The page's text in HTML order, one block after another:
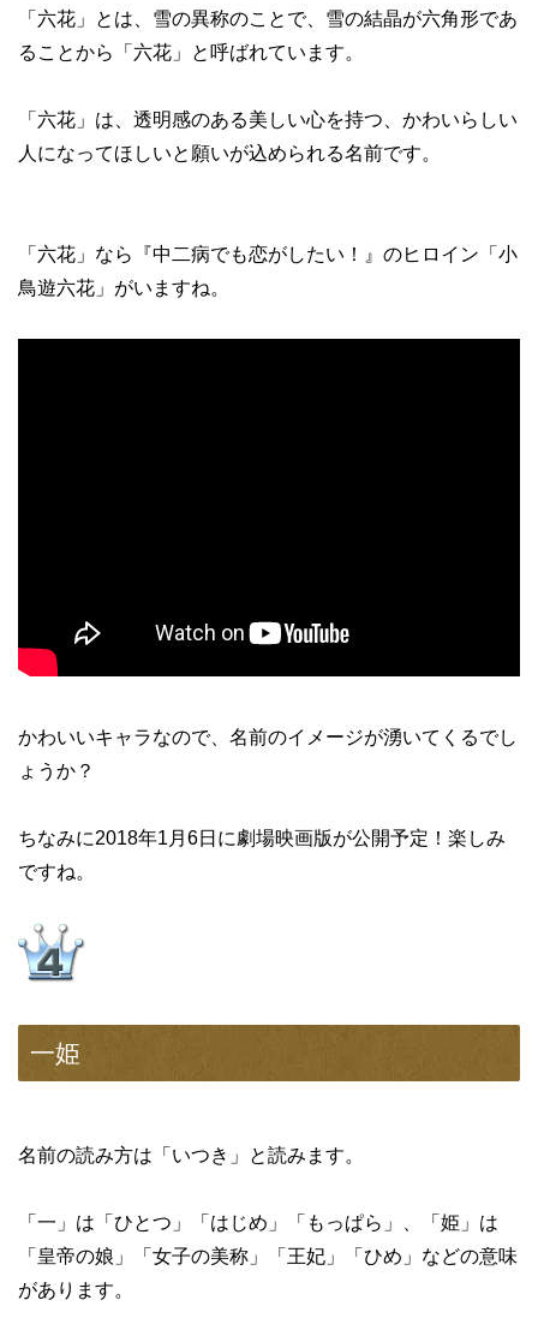
「六花」とは、雪の異称のことで、雪の結晶が六角形であ
ることから「六花」と呼ばれています。
「六花」は、透明感のある美しい心を持つ、かわいらしい
人になってほしいと願いが込められる名前です。
「六花」なら『中二病でも恋がしたい！』のヒロイン「小
鳥遊六花」がいますね。
かわいいキャラなので、名前のイメージが湧いてくるでし
ょうか？
ちなみに2018年1月6日に劇場映画版が公開予定！楽しみ
ですね。
一姫
名前の読み方は「いつき」と読みます。
「一」は「ひとつ」「はじめ」「もっぱら」、「姫」は
「皇帝の娘」「女子の美称」「王妃」「ひめ」などの意味
があります。